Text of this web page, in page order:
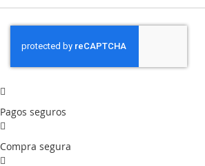
Pagos seguros
Compra segura